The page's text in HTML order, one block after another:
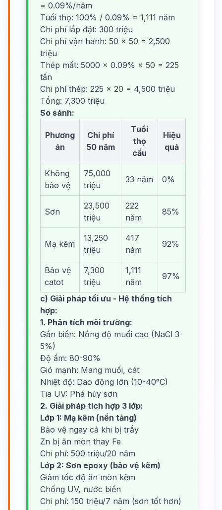
= 0.09%/năm
Tuổi thọ: 100% / 0.09% = 1,111 năm
Chi phí lắp đặt: 300 triệu
Chi phí vận hành: 50 × 50 = 2,500
triệu
Thép mất: 5000 × 0.09% × 50 = 225
tấn
Chi phí thép: 225 × 20 = 4,500 triệu
Tổng: 7,300 triệu
So sánh:
Phương
án
Chi phí
50 năm
Tuổi
thọ
cầu
Hiệu
quả
Không
bảo vệ
75,000
triệu
33 năm 0%
Sơn
23,500
triệu
222
năm
85%
Mạ kẽm
13,250
triệu
417
năm
92%
Bảo vệ
catot
7,300
triệu
1,111
năm
97%
c) Giải pháp tối ưu - Hệ thống tích
hợp:
1. Phân tích môi trường:
Gần biển: Nồng độ muối cao (NaCl 3-
5%)
Độ ẩm: 80-90%
Gió mạnh: Mang muối, cát
Nhiệt độ: Dao động lớn (10-40°C)
Tia UV: Phá hủy sơn
2. Giải pháp tích hợp 3 lớp:
Lớp 1: Mạ kẽm (nền tảng)
Bảo vệ ngay cả khi bị trầy
Zn bị ăn mòn thay Fe
Chi phí: 500 triệu/20 năm
Lớp 2: Sơn epoxy (bảo vệ kẽm)
Giảm tốc độ ăn mòn kẽm
Chống UV, nước biển
Chi phí: 150 triệu/7 năm (sơn tốt hơn)